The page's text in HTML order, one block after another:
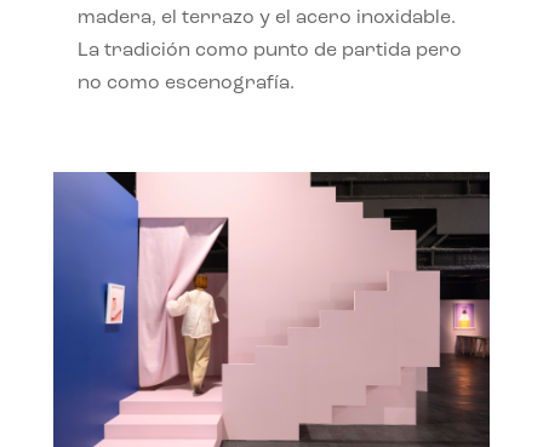
madera, el terrazo y el acero inoxidable.
La tradición como punto de partida pero
no como escenografía.